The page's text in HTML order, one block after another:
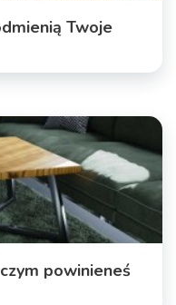
Twoje
powinieneś